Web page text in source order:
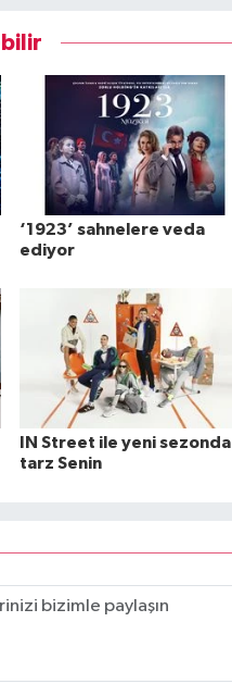
‘1923’ sahnelere veda
ediyor
IN Street ile yeni sezonda
tarz Senin